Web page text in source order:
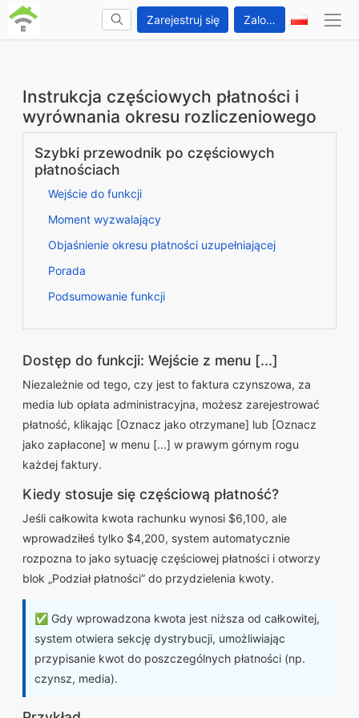
Zarejestruj się Zaloguj się
Instrukcja częściowych płatności i
wyrównania okresu rozliczeniowego
Szybki przewodnik po częściowych
płatnościach
Wejście do funkcji
Moment wyzwalający
Objaśnienie okresu płatności uzupełniającej
Porada
Podsumowanie funkcji
Dostęp do funkcji: Wejście z menu [...]
Niezależnie od tego, czy jest to faktura czynszowa, za
media lub opłata administracyjna, możesz zarejestrować
płatność, klikając [Oznacz jako otrzymane] lub [Oznacz
jako zapłacone] w menu [...] w prawym górnym rogu
każdej faktury.
Kiedy stosuje się częściową płatność?
Jeśli całkowita kwota rachunku wynosi $6,100, ale
wprowadziłeś tylko $4,200, system automatycznie
rozpozna to jako sytuację częściowej płatności i otworzy
blok „Podział płatności” do przydzielenia kwoty.
✅ Gdy wprowadzona kwota jest niższa od całkowitej,
system otwiera sekcję dystrybucji, umożliwiając
przypisanie kwot do poszczególnych płatności (np.
czynsz, media).